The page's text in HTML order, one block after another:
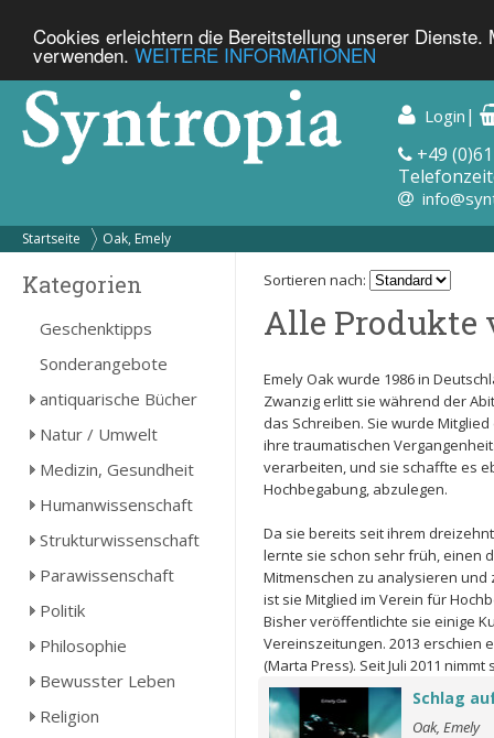
Cookies erleichtern die Bereitstellung unserer
verwenden. WEITERE INFORMATIONEN
Login |
+49
Startseite Oak, Emely
Kategorien
Geschenktipps
Sonderangebote
antiquarische Bücher
Natur / Umwelt
Medizin, Gesundheit
Humanwissenschaft
Strukturwissenschaft
Parawissenschaft
Politik
Philosophie
Bewusster Leben
Religion
Sortieren nach:
Alle Produkte
Emely Oak wurde 1986 in
Zwanzig erlitt sie während der
das Schreiben. Sie wurde
ihre traumatischen
verarbeiten, und sie schaffte es
Hochbegabung, abzulegen.
Da sie bereits seit ihrem
lernte sie schon sehr früh, einen
Mitmenschen zu analysieren und
ist sie Mitglied im Verein für
Bisher veröffentlichte sie einige
Vereinszeitungen. 2013 erschien
(Marta Press). Seit Juli 2011
Schlag
Oak, Emely